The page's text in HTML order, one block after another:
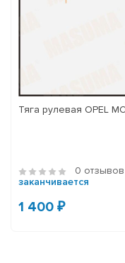
Тяга рулевая OPEL
0 отзывов
заканчивается
1 400 ₽